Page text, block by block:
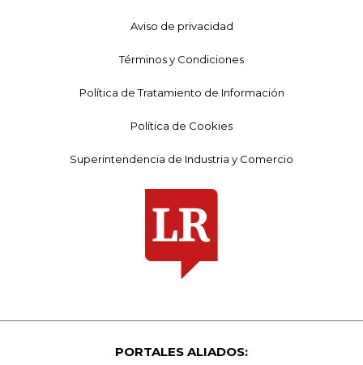
Aviso de privacidad
Términos y Condiciones
Política de Tratamiento de Información
Política de Cookies
Superintendencia de Industria y Comercio
PORTALES ALIADOS: